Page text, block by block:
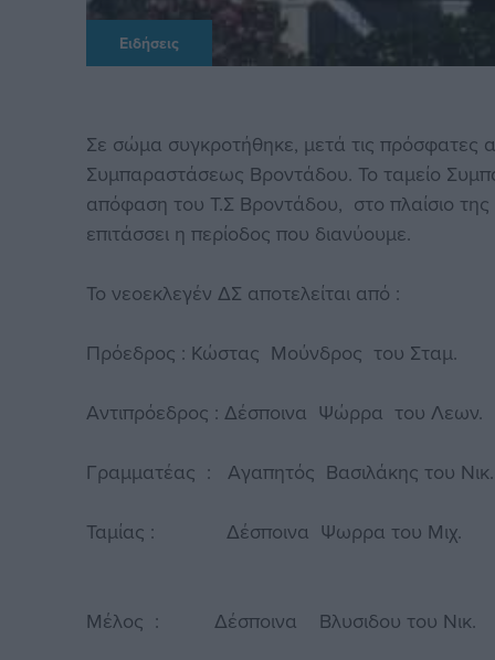
Ειδήσεις
Σε σώμα συγκροτήθηκε, μετά τις πρόσφατες
Συμπαραστάσεως Βροντάδου. Το ταμείο
απόφαση του Τ.Σ Βροντάδου, στο πλαίσιο
επιτάσσει η περίοδος που διανύουμε.
Το νεοεκλεγέν ΔΣ αποτελείται από :
Πρόεδρος : Κώστας Μούνδρος του Σταμ.
Αντιπρόεδρος : Δέσποινα Ψώρρα του Λεων.
Γραμματέας : Αγαπητός Βασιλάκης του Νικ.
Ταμίας : Δέσποινα Ψωρρα του Μιχ.
Μέλος : Δέσποινα Βλυσιδου του Νικ.